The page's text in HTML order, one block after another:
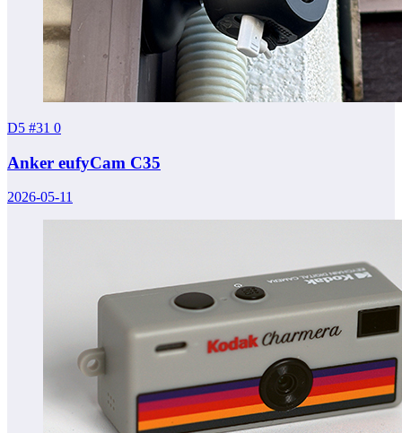
D5 #31 0
Anker eufyCam C35
2026-05-11